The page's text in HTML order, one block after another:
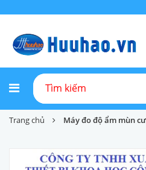
Trang chủ Máy đo độ ẩm mùn